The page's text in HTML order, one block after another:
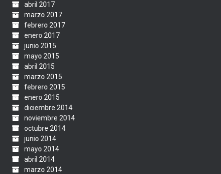
abril 2017
marzo 2017
febrero 2017
enero 2017
junio 2015
mayo 2015
abril 2015
marzo 2015
febrero 2015
enero 2015
diciembre 2014
noviembre 2014
octubre 2014
junio 2014
mayo 2014
abril 2014
marzo 2014